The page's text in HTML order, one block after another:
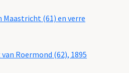
(61) en verre
Roermond (62), 1895